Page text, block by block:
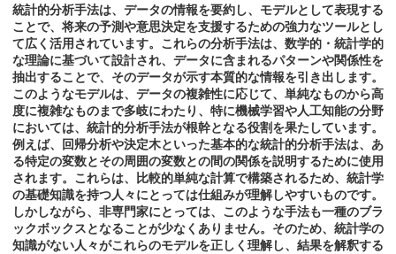
統計的分析手法は、データの情報を要約し、モデルとして表現する
ことで、将来の予測や意思決定を支援するための強力なツールとし
て広く活用されています。これらの分析手法は、数学的・統計学的
な理論に基づいて設計され、データに含まれるパターンや関係性を
抽出することで、そのデータが示す本質的な情報を引き出します。
このようなモデルは、データの複雑性に応じて、単純なものから高
度に複雑なものまで多岐にわたり、特に機械学習や人工知能の分野
においては、統計的分析手法が根幹となる役割を果たしています。
例えば、回帰分析や決定木といった基本的な統計的分析手法は、あ
る特定の変数とその周囲の変数との間の関係を説明するために使用
されます。これらは、比較的単純な計算で構築されるため、統計学
の基礎知識を持つ人々にとっては仕組みが理解しやすいものです。
しかしながら、非専門家にとっては、このような手法も一種のブラ
ックボックスとなることが少なくありません。そのため、統計学の
知識がない人々がこれらのモデルを正しく理解し、結果を解釈する